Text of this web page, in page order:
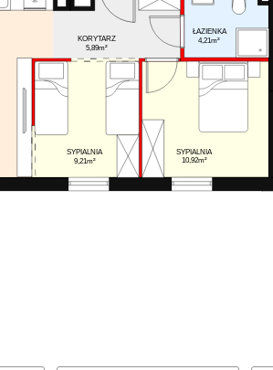
SYPIALNIA
10,92m²
SYPIALNIA
9,21m²
ŁAZIENKA
4,21m²
KORYTARZ
5,89m²